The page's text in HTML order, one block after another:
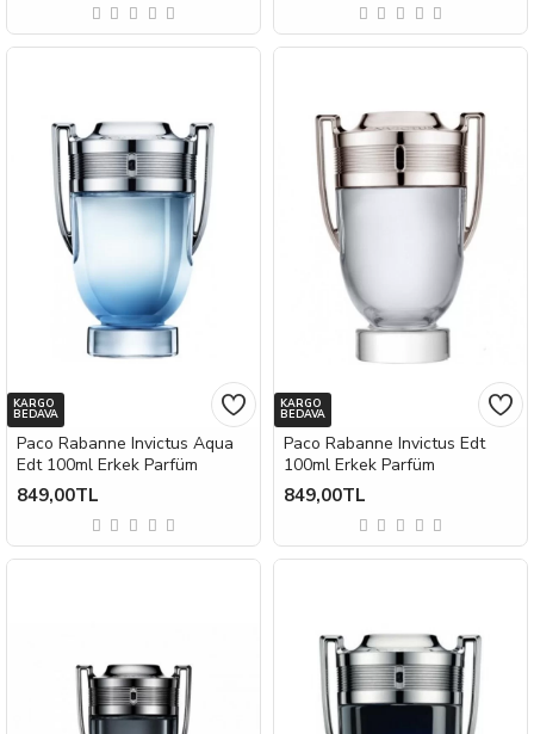
KARGO
BEDAVA
Paco Rabanne Invictus Aqua
Edt 100ml Erkek Parfüm
849,00TL
KARGO
BEDAVA
Paco Rabanne Invictus Edt
100ml Erkek Parfüm
849,00TL